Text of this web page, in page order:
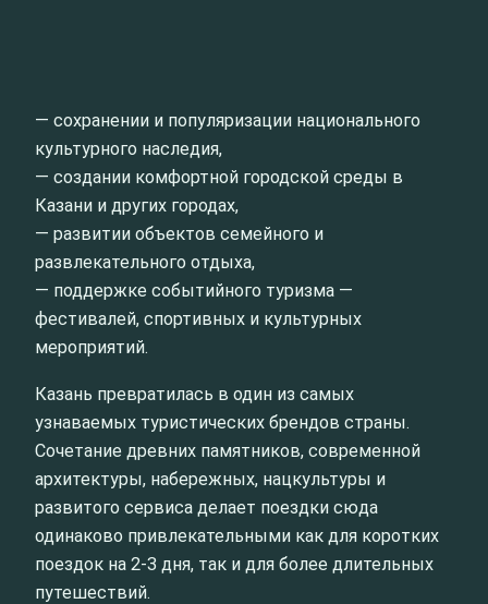
— сохранении и популяризации национального
культурного наследия,
— создании комфортной городской среды в
Казани и других городах,
— развитии объектов семейного и
развлекательного отдыха,
— поддержке событийного туризма —
фестивалей, спортивных и культурных
мероприятий.
Казань превратилась в один из самых
узнаваемых туристических брендов страны.
Сочетание древних памятников, современной
архитектуры, набережных, нацкультуры и
развитого сервиса делает поездки сюда
одинаково привлекательными как для коротких
поездок на 2-3 дня, так и для более длительных
путешествий.